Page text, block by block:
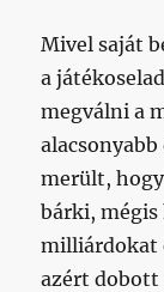
Mivel saját
a
megválni a
merült,
bárki,
milliárdokat
azért